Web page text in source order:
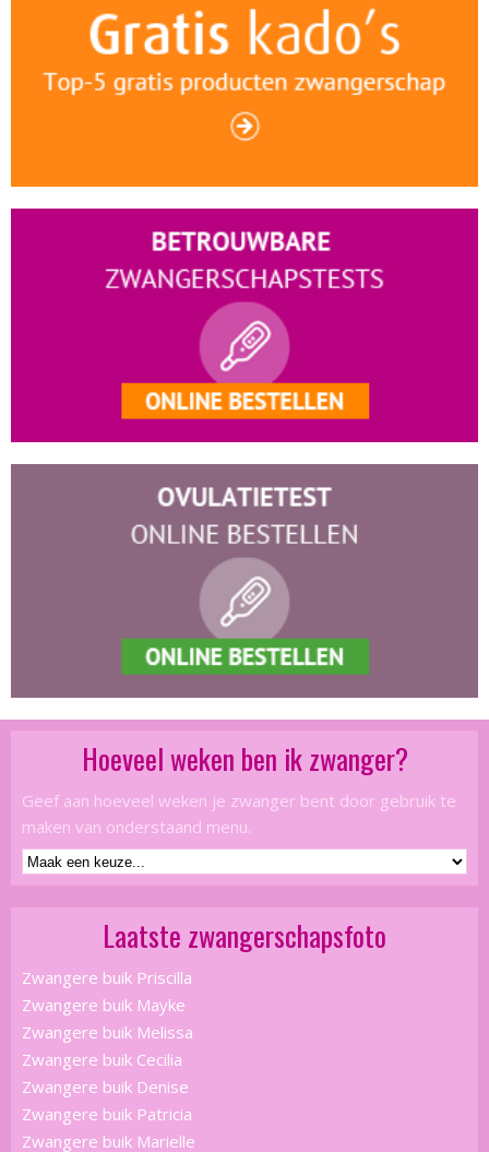
Hoeveel weken ben ik zwanger?
Geef aan hoeveel weken je zwanger bent door gebruik te
maken van onderstaand menu.
Laatste zwangerschapsfoto
Zwangere buik Priscilla
Zwangere buik Mayke
Zwangere buik Melissa
Zwangere buik Cecilia
Zwangere buik Denise
Zwangere buik Patricia
Zwangere buik Marielle